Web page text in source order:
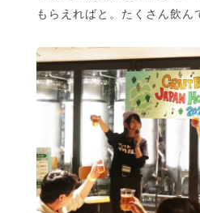
もらえればと。たくさん飲ん